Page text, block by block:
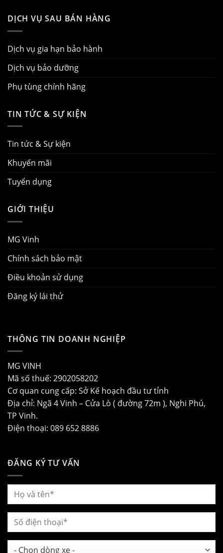
DỊCH VỤ SAU BÁN HÀNG
Dịch vụ gia hạn bảo hành
Dịch vụ bảo dưỡng
Phụ tùng chính hãng
TIN TỨC & SỰ KIỆN
Tin tức & Sự kiện
Khuyến mãi
Tuyển dụng
GIỚI THIỆU
MG Vinh
Chính sách bảo mật
Điều khoản sử dụng
Đăng ký lái thử
THÔNG TIN DOANH NGHIỆP
MG VINH
Mã số thuế: 2902058202
Cơ quan cung cấp: Sở Kế hoạch đầu tư tỉnh
Địa chỉ: Ngã 4 Vinh – Cửa Lò ( đường 72m ), Nghi Phú,
TP Vinh.
Điện thoại: 089 652 8886
ĐĂNG KÝ TƯ VẤN